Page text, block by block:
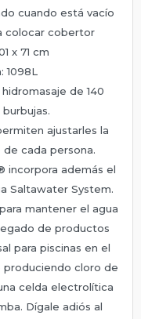
cuando está vacío
colocar cobertor
x 71 cm
1098L
de 140
ajustarles la
de cada persona.
incorpora además el
Saltawater System.
mantener el agua
de productos
para piscinas en el
produciendo cloro de
celda electrolítica
Dígale adiós al